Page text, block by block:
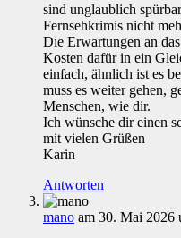
sind unglaublich
Fernsehkrimis nicht
Die Erwartungen an
Kosten dafür in ein
einfach, ähnlich ist es
muss es weiter gehen,
Menschen, wie dir.
Ich wünsche dir einen
mit vielen Grüßen
Karin
Antworten
mano am 30. Mai 2026